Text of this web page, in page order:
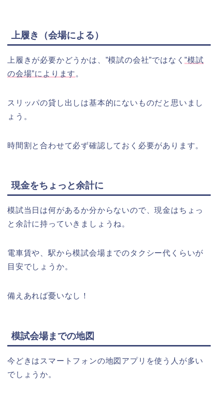
上履き（会場による）
上履きが必要かどうかは、”模試の会社”ではなく”模試
の会場”によります 。
スリッパの貸し出しは基本的にないものだと思いまし
ょう。
時間割と合わせて必ず確認しておく必要があります。
現金をちょっと余計に
模試当日は何があるか分からないので、現金はちょっ
と余計に持っていきましょうね。
電車賃や、駅から模試会場までのタクシー代くらいが
目安でしょうか。
備えあれば憂いなし！
模試会場までの地図
今どきはスマートフォンの地図アプリを使う人が多い
でしょうか。